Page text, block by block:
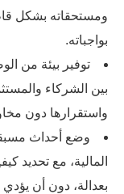
ومستحقاته بشكل
بواجباته.
توفير بيئة من
بين الشركاء
واستقرارها دون
وضع أحداث
المالية، مع تحديد
بعدالة، دون أن يؤدي